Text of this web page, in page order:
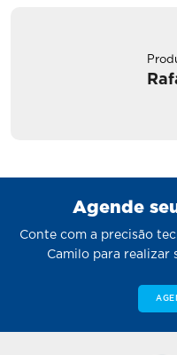
Agende
Conte com a precisão
Camilo para realizar